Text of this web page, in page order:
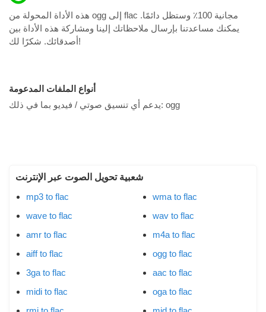
هذه الأداة المحولة من ogg إلى flac مجانية 100٪ وستظل دائمًا.
يمكنك مساعدتنا بإرسال ملاحظاتك إلينا ومشاركة هذه الأداة بين
أصدقائك. شكرًا لك!
أنواع الملفات المدعومة
يدعم أي تنسيق صوتي / فيديو بما في ذلك: ogg
شعبية تحويل الصوت عبر الإنترنت
mp3 to flac
wave to flac
amr to flac
aiff to flac
3ga to flac
midi to flac
wma to flac
wav to flac
m4a to flac
ogg to flac
aac to flac
oga to flac